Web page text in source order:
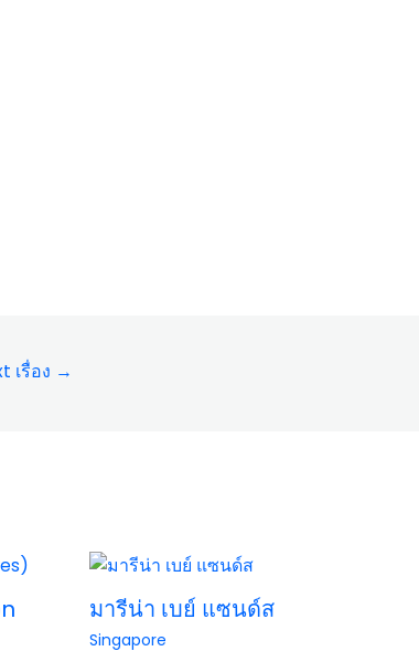
เรื่อง →
มารีน่า เบย์ แซนด์ส
Singapore